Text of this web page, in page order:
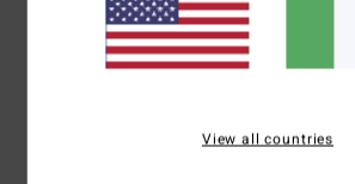
Comfort
2.0
View all countries